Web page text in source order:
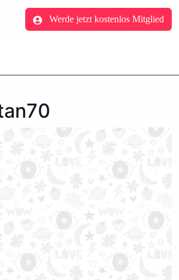
Werde jetzt kostenlos Mitglied